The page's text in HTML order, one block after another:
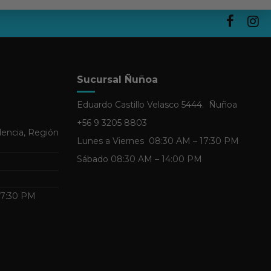
Región
PM
Sucursal Ñuñoa
Eduardo Castillo Velasco 5444. Ñuñoa
+56 9 3205 8803
Lunes a Viernes 08:30 AM – 17:30 PM
Sábado 08:30 AM – 14:00 PM